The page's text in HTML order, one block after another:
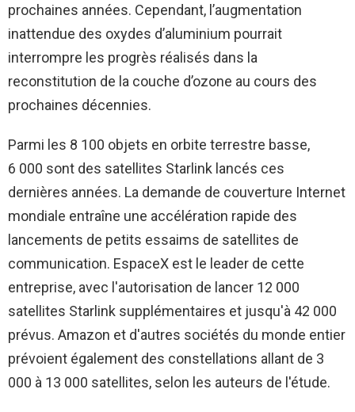
prochaines années. Cependant, l’augmentation
inattendue des oxydes d’aluminium pourrait
interrompre les progrès réalisés dans la
reconstitution de la couche d’ozone au cours des
prochaines décennies.
Parmi les 8 100 objets en orbite terrestre basse,
6 000 sont des satellites Starlink lancés ces
dernières années. La demande de couverture Internet
mondiale entraîne une accélération rapide des
lancements de petits essaims de satellites de
communication. EspaceX est le leader de cette
entreprise, avec l'autorisation de lancer 12 000
satellites Starlink supplémentaires et jusqu'à 42 000
prévus. Amazon et d'autres sociétés du monde entier
prévoient également des constellations allant de 3
000 à 13 000 satellites, selon les auteurs de l'étude.